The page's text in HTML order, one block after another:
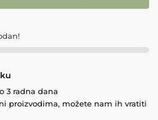
3 radna dana
proizvodima, možete nam ih vratiti